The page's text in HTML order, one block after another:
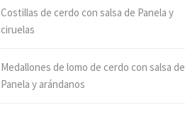
Costillas de cerdo con salsa de Panela y
ciruelas
Medallones de lomo de cerdo con salsa de
Panela y arándanos